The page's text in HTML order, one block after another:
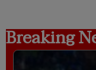
Breaking